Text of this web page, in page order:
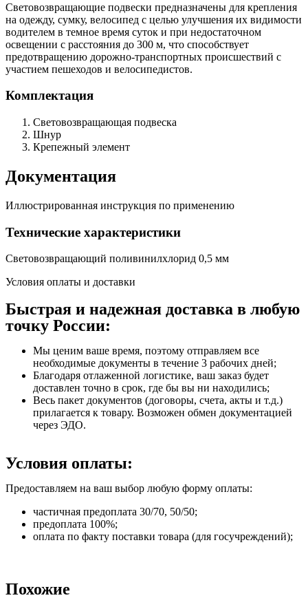
Световозвращающие подвески предназначены для крепления
на одежду, сумку, велосипед с целью улучшения их видимости
водителем в темное время суток и при недостаточном
освещении с расстояния до 300 м, что способствует
предотвращению дорожно-транспортных происшествий с
участием пешеходов и велосипедистов.
Комплектация
Световозвращающая подвеска
Шнур
Крепежный элемент
Документация
Иллюстрированная инструкция по применению
Технические характеристики
Световозвращающий поливинилхлорид 0,5 мм
Условия оплаты и доставки
Быстрая и надежная доставка в любую
точку России:
Мы ценим ваше время, поэтому отправляем все
необходимые документы в течение 3 рабочих дней;
Благодаря отлаженной логистике, ваш заказ будет
доставлен точно в срок, где бы вы ни находились;
Весь пакет документов (договоры, счета, акты и т.д.)
прилагается к товару. Возможен обмен документацией
через ЭДО.
Условия оплаты:
Предоставляем на ваш выбор любую форму оплаты:
частичная предоплата 30/70, 50/50;
предоплата 100%;
оплата по факту поставки товара (для госучреждений);
Похожие